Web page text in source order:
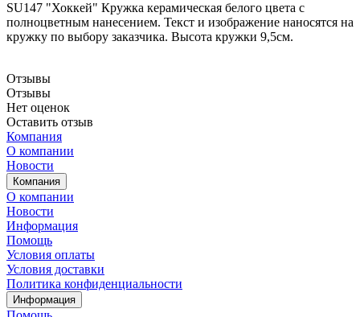
SU147 "Хоккей" Кружка керамическая белого цвета с
полноцветным нанесением. Текст и изображение наносятся на
кружку по выбору заказчика. Высота кружки 9,5см.
Отзывы
Отзывы
Нет оценок
Оставить отзыв
Компания
О компании
Новости
Компания
О компании
Новости
Информация
Помощь
Условия оплаты
Условия доставки
Политика конфиденциальности
Информация